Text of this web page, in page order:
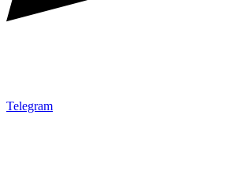
Telegram